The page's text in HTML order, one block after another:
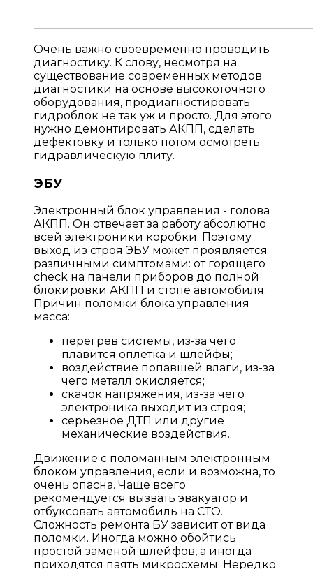
Очень важно своевременно проводить
диагностику. К слову, несмотря на
существование современных методов
диагностики на основе высокоточного
оборудования, продиагностировать
гидроблок не так уж и просто. Для этого
нужно демонтировать АКПП, сделать
дефектовку и только потом осмотреть
гидравлическую плиту.
ЭБУ
Электронный блок управления - голова
АКПП. Он отвечает за работу абсолютно
всей электроники коробки. Поэтому
выход из строя ЭБУ может проявляется
различными симптомами: от горящего
check на панели приборов до полной
блокировки АКПП и стопе автомобиля.
Причин поломки блока управления
масса:
перегрев системы, из-за чего
плавится оплетка и шлейфы;
воздействие попавшей влаги, из-за
чего металл окисляется;
скачок напряжения, из-за чего
электроника выходит из строя;
серьезное ДТП или другие
механические воздействия.
Движение с поломанным электронным
блоком управления, если и возможна, то
очень опасна. Чаще всего
рекомендуется вызвать эвакуатор и
отбуксовать автомобиль на СТО.
Сложность ремонта БУ зависит от вида
поломки. Иногда можно обойтись
простой заменой шлейфов, а иногда
приходятся паять микросхемы. Нередко